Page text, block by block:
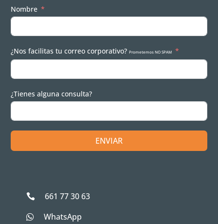
Nombre
¿Nos facilitas tu correo corporativo?Prometemos NO SPAM
¿Tienes alguna consulta?
ENVIAR
 661 77 30 63
 WhatsApp